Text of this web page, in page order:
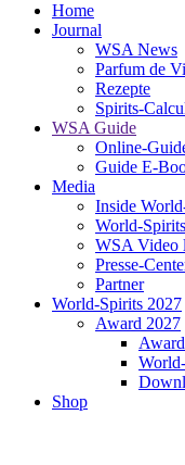
Home
Journal
WSA News
Parfum de
Rezepte
Spirits-
WSA Guide
Online-
Guide E-
Media
Inside
World-
WSA Video
Presse-
Partner
World-Spirits 2027
Award 2027
Shop